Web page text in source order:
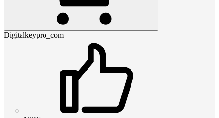
Digitalkeypro_com